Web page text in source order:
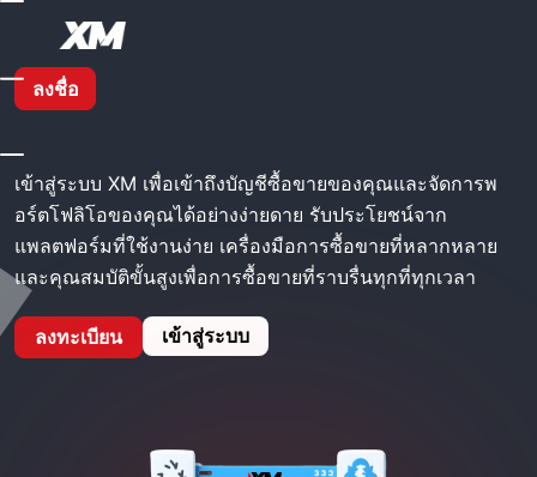
ลงชื่อ
XM เข้าสู่ระบบ
XM เข้าสู่ระบบ
เข้าสู่ระบบ XM เพื่อเข้าถึงบัญชีซื้อขายของคุณและจัดการพ
อร์ตโฟลิโอของคุณได้อย่างง่ายดาย รับประโยชน์จาก
แพลตฟอร์มที่ใช้งานง่าย เครื่องมือการซื้อขายที่หลากหลาย
และคุณสมบัติขั้นสูงเพื่อการซื้อขายที่ราบรื่นทุกที่ทุกเวลา
ลงทะเบียน เข้าสู่ระบบ